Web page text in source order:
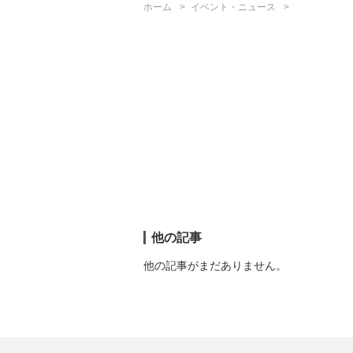
ホーム イベント・ニュース
他の記事
他の記事がまだありません。